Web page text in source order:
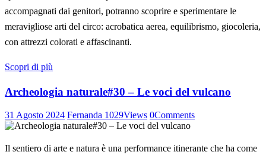
accompagnati dai genitori, potranno scoprire e sperimentare le
meravigliose arti del circo: acrobatica aerea, equilibrismo, giocoleria,
con attrezzi colorati e affascinanti.
Scopri di più
Archeologia naturale#30 – Le voci del vulcano
31 Agosto 2024 Fernanda 1029Views 0Comments
Il sentiero di arte e natura è una performance itinerante che ha come